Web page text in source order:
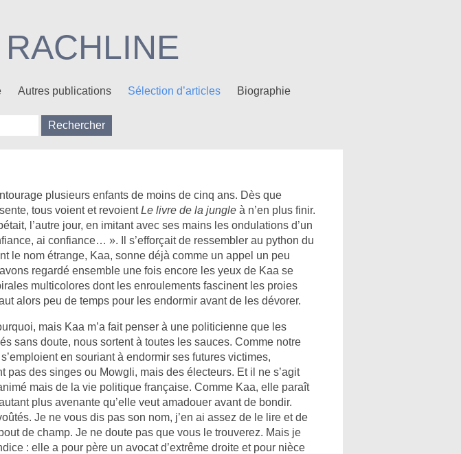
Autres publications Sélection d’articles Biographie
plusieurs enfants de moins de cinq ans. Dès que
tous voient et revoientLe livre de la jungle à n’en plus finir.
l’autre jour, en imitant avec ses mains les ondulations d’un
ai confiance… ». Il s’efforçait de ressembler au python du
le nom étrange, Kaa, sonne déjà comme un appel un peu
regardé ensemble une fois encore les yeux de Kaa se
multicolores dont les enroulements fascinent les proies
alors peu de temps pour les endormir avant de les dévorer.
mais Kaa m’a fait penser à une politicienne que les
sans doute, nous sortent à toutes les sauces. Comme notre
en souriant à endormir ses futures victimes,
pas des singes ou Mowgli, mais des électeurs. Et il ne s’agit
mais de la vie politique française. Comme Kaa, elle paraît
plus avenante qu’elle veut amadouer avant de bondir.
Je ne vous dis pas son nom, j’en ai assez de le lire et de
de champ. Je ne doute pas que vous le trouverez. Mais je
: elle a pour père un avocat d’extrême droite et pour nièce